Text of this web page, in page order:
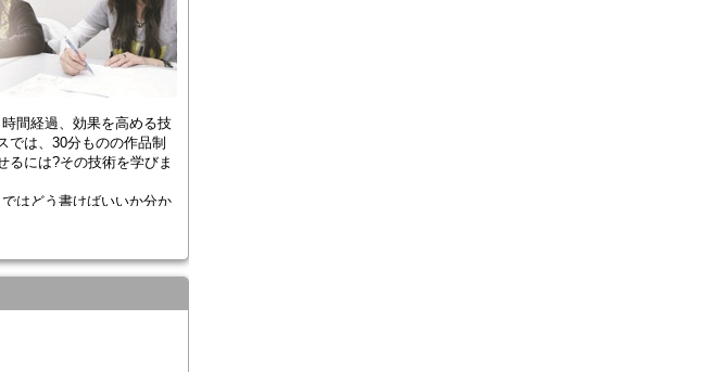
間経過、効果を高める技
では、30分ものの作品制
るには?その技術を学びま
はどう書けばいいか分か
来 ...